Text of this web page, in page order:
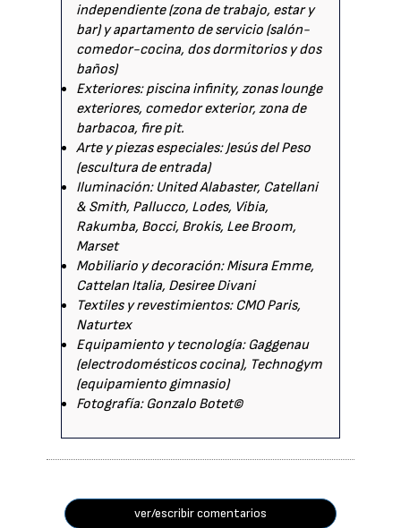
independiente (zona de trabajo, estar y
bar) y apartamento de servicio (salón-
comedor-cocina, dos dormitorios y dos
baños)
Exteriores: piscina infinity, zonas lounge
exteriores, comedor exterior, zona de
barbacoa, fire pit.
Arte y piezas especiales: Jesús del Peso
(escultura de entrada)
Iluminación: United Alabaster, Catellani
& Smith, Pallucco, Lodes, Vibia,
Rakumba, Bocci, Brokis, Lee Broom,
Marset
Mobiliario y decoración: Misura Emme,
Cattelan Italia, Desiree Divani
Textiles y revestimientos: CMO Paris,
Naturtex
Equipamiento y tecnología: Gaggenau
(electrodomésticos cocina), Technogym
(equipamiento gimnasio)
Fotografía: Gonzalo Botet©
ver/escribir comentarios